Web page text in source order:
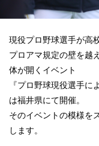
現役プロ野球選手が高
プロアマ規定の壁を越
体が開くイベント
『プロ野球現役選手
は福井県にて開催。
そのイベントの模様を
します。